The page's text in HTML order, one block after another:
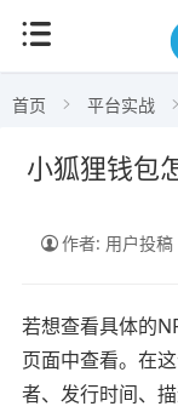
首页 平台实战
小狐狸钱包
作者: 用户投稿
若想查看具体的
页面中查看。在
者、发行时间、